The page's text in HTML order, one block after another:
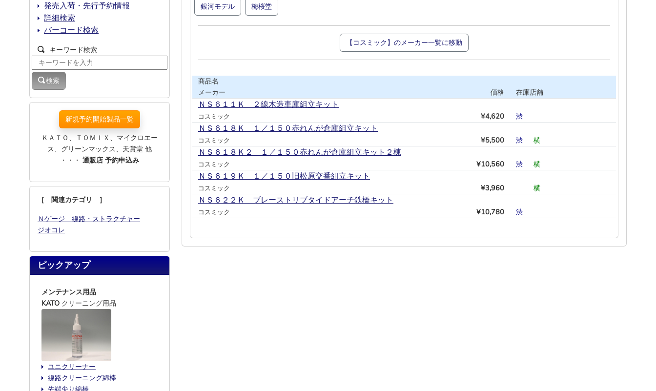
銀河モデル 梅桜堂
【コスミック】のメーカー一覧に移動
商品名
メーカー
価格 在庫店舗
ＮＳ６１１Ｋ ２線木造車庫組立キット
コスミック ¥4,620 渋
ＮＳ６１８Ｋ １／１５０赤れんが倉庫組立キット
コスミック ¥5,500 渋 横
ＮＳ６１８Ｋ２ １／１５０赤れんが倉庫組立キット２棟
コスミック ¥10,560 渋 横
ＮＳ６１９Ｋ １／１５０旧松原交番組立キット
コスミック ¥3,960 横
ＮＳ６２２Ｋ ブレーストリブタイドアーチ鉄橋キット
コスミック ¥10,780 渋
発売入荷・先行予約情報
詳細検索
バーコード検索
キーワード検索
検索
新規予約開始製品一覧
ＫＡＴＯ、ＴＯＭＩＸ、マイクロエー
ス、グリーンマックス、天賞堂 他
・・・ 通販店 予約申込み
［ 関連カテゴリ ］
Ｎゲージ 線路・ストラクチャー
ジオコレ
ピックアップ
メンテナンス用品
KATO クリーニング用品
ユニクリーナー
線路クリーニング綿棒